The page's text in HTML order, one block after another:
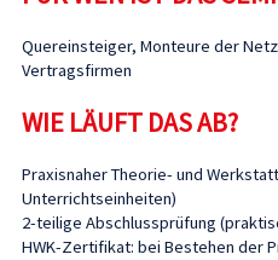
Quereinsteiger, Monteure der
Vertragsfirmen
WIE LÄUFT DAS AB?
Praxisnaher Theorie- und
Unterrichtseinheiten)
2-teilige Abschlussprüfung
HWK-Zertifikat: bei Bestehen der